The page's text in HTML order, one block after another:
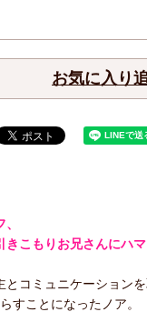
お気に入り
きこもりお兄さんにハ
とコミュニケーション
すことになったノア。